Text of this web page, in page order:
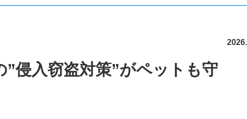
侵入窃盗対策”がペットも守